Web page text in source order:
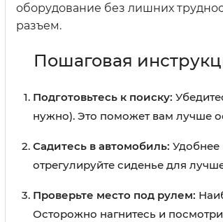
оборудование без лишних
разъем.
Пошаговая
Подготовьтесь к поиску:
нужно). Это поможет вам лучше
Садитесь в автомобиль: Удобнее
отрегулируйте сиденье для
Проверьте место под рулем:
Осторожно нагнитесь и